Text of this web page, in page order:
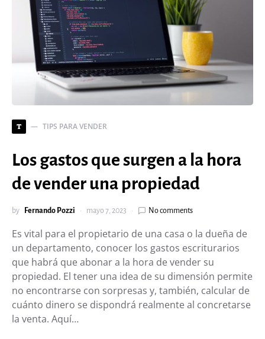
T TIPS PARA VENDER
Los gastos que surgen a la hora
de vender una propiedad
by Fernando Pozzi mayo 7, 2023 No comments
Es vital para el propietario de una casa o la dueña de
un departamento, conocer los gastos escriturarios
que habrá que abonar a la hora de vender su
propiedad. El tener una idea de su dimensión permite
no encontrarse con sorpresas y, también, calcular de
cuánto dinero se dispondrá realmente al concretarse
la venta. Aquí…